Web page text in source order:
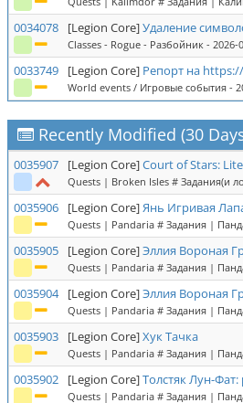
0034078 [Legion Core]Удаление
Classes - Rogue - Разбойник - 2026-
0033749 [Legion Core] Репорт на
World events / Игровые события -
Recently Modified (30
0035907 [Legion Core]Court of Stars:
Quests | Broken Isles # Задания(и
0035906 [Legion Core]Янь Игривая
Quests | Pandaria # Задания |
0035905 [Legion Core]Эллия Вороная
Quests | Pandaria # Задания |
0035904 [Legion Core]Эллия Вороная
Quests | Pandaria # Задания |
0035903 [Legion Core]Хук Тачка
Quests | Pandaria # Задания |
0035902 [Legion Core]Толстяк Лун-
Quests | Pandaria # Задания |